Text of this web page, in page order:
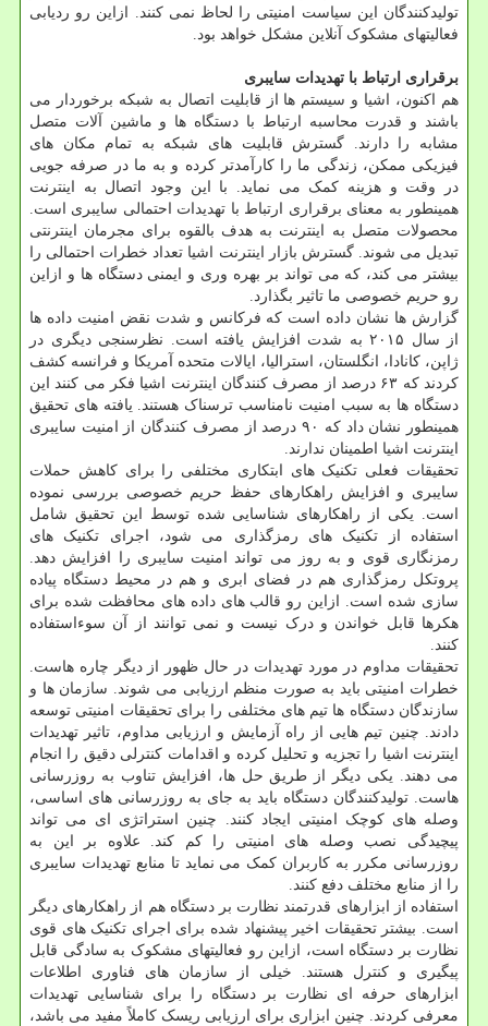
تولیدکنندگان این سیاست امنیتی را لحاظ نمی کنند. ازاین رو ردیابی
فعالیتهای مشکوک آنلاین مشکل خواهد بود.
برقراری ارتباط با تهدیدات سایبری
هم اکنون، اشیا و سیستم ها از قابلیت اتصال به شبکه برخوردار می
باشند و قدرت محاسبه ارتباط با دستگاه ها و ماشین آلات متصل
مشابه را دارند. گسترش قابلیت های شبکه به تمام مکان های
فیزیکی ممکن، زندگی ما را کارآمدتر کرده و به ما در صرفه جویی
در وقت و هزینه کمک می نماید. با این وجود اتصال به اینترنت
همینطور به معنای برقراری ارتباط با تهدیدات احتمالی سایبری است.
محصولات متصل به اینترنت به هدف بالقوه برای مجرمان اینترنتی
تبدیل می شوند. گسترش بازار اینترنت اشیا تعداد خطرات احتمالی را
بیشتر می کند، که می تواند بر بهره وری و ایمنی دستگاه ها و ازاین
رو حریم خصوصی ما تاثیر بگذارد.
گزارش ها نشان داده است که فرکانس و شدت نقض امنیت داده ها
از سال ۲۰۱۵ به شدت افزایش یافته است. نظرسنجی دیگری در
ژاپن، کانادا، انگلستان، استرالیا، ایالات متحده آمریکا و فرانسه کشف
کردند که ۶۳ درصد از مصرف کنندگان اینترنت اشیا فکر می کنند این
دستگاه ها به سبب امنیت نامناسب ترسناک هستند. یافته های تحقیق
همینطور نشان داد که ۹۰ درصد از مصرف کنندگان از امنیت سایبری
اینترنت اشیا اطمینان ندارند.
تحقیقات فعلی تکنیک های ابتکاری مختلفی را برای کاهش حملات
سایبری و افزایش راهکارهای حفظ حریم خصوصی بررسی نموده
است. یکی از راهکارهای شناسایی شده توسط این تحقیق شامل
استفاده از تکنیک های رمزگذاری می شود، اجرای تکنیک های
رمزنگاری قوی و به روز می تواند امنیت سایبری را افزایش دهد.
پروتکل رمزگذاری هم در فضای ابری و هم در محیط دستگاه پیاده
سازی شده است. ازاین رو قالب های داده های محافظت شده برای
هکرها قابل خواندن و درک نیست و نمی توانند از آن سوءاستفاده
کنند.
تحقیقات مداوم در مورد تهدیدات در حال ظهور از دیگر چاره هاست.
خطرات امنیتی باید به صورت منظم ارزیابی می شوند. سازمان ها و
سازندگان دستگاه ها تیم های مختلفی را برای تحقیقات امنیتی توسعه
دادند. چنین تیم هایی از راه آزمایش و ارزیابی مداوم، تاثیر تهدیدات
اینترنت اشیا را تجزیه و تحلیل کرده و اقدامات کنترلی دقیق را انجام
می دهند. یکی دیگر از طریق حل ها، افزایش تناوب به روزرسانی
هاست. تولیدکنندگان دستگاه باید به جای به روزرسانی های اساسی،
وصله های کوچک امنیتی ایجاد کنند. چنین استراتژی ای می تواند
پیچیدگی نصب وصله های امنیتی را کم کند. علاوه بر این به
روزرسانی مکرر به کاربران کمک می نماید تا منابع تهدیدات سایبری
را از منابع مختلف دفع کنند.
استفاده از ابزارهای قدرتمند نظارت بر دستگاه هم از راهکارهای دیگر
است. بیشتر تحقیقات اخیر پیشنهاد شده برای اجرای تکنیک های قوی
نظارت بر دستگاه است، ازاین رو فعالیتهای مشکوک به سادگی قابل
پیگیری و کنترل هستند. خیلی از سازمان های فناوری اطلاعات
ابزارهای حرفه ای نظارت بر دستگاه را برای شناسایی تهدیدات
معرفی کردند. چنین ابزاری برای ارزیابی ریسک کاملاً مفید می باشد،